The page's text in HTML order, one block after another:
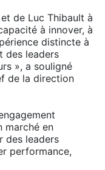
de Luc Thibault à
à innover, à
distincte à
des leaders
», a souligné
de la direction
marché en
des leaders
performance,